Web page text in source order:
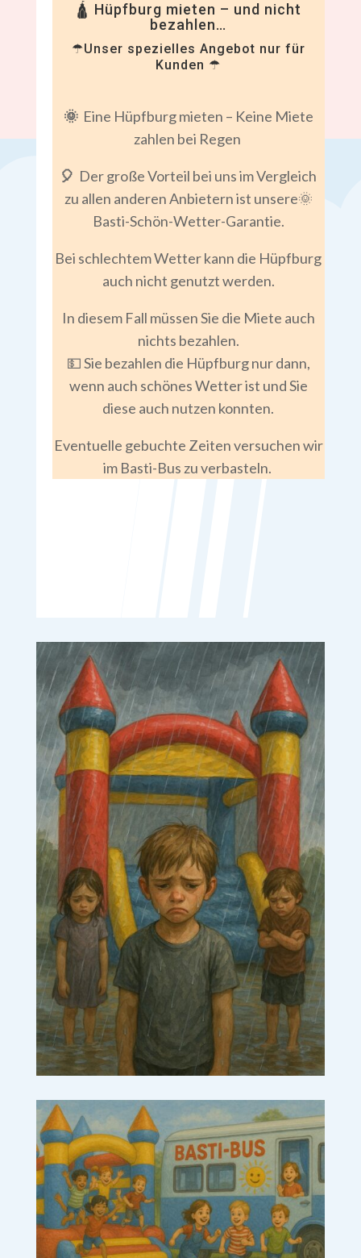
🛕 Hüpfburg mieten – und nicht
bezahlen…
☂Unser spezielles Angebot nur für
Kunden ☂
🌞Eine Hüpfburg mieten – Keine Miete
zahlen bei Regen
🎈 Der große Vorteil bei uns im Vergleich
zu allen anderen Anbietern ist unsere🌞
Basti-Schön-Wetter-Garantie.
Bei schlechtem Wetter kann die Hüpfburg
auch nicht genutzt werden.
In diesem Fall müssen Sie die Miete auch
nichts bezahlen.
💵 Sie bezahlen die Hüpfburg nur dann,
wenn auch schönes Wetter ist und Sie
diese auch nutzen konnten.
Eventuelle gebuchte Zeiten versuchen wir
im Basti-Bus zu verbasteln.